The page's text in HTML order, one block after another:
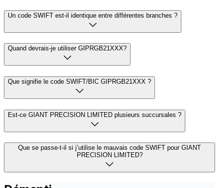
Un code SWIFT est-il identique entre différentes branches ?
Quand devrais-je utiliser GIPRGB21XXX?
Que signifie le code SWIFT/BIC GIPRGB21XXX ?
Est-ce GIANT PRECISION LIMITED plusieurs succursales ?
Que se passe-t-il si j’utilise le mauvais code SWIFT pour GIANT
PRECISION LIMITED?